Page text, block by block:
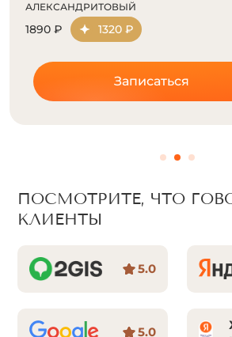
АЛЕКСАНДРИТОВЫЙ
1890 ₽ 1320 ₽
Записаться
ПОСМОТРИТЕ, ЧТО
КЛИЕНТЫ
5.0
5.0